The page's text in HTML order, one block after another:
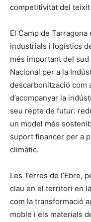
competitivitat del teixit
El Camp de
industrials i logístics
més important del sud
Nacional per a la
descarbonització com
d’acompanyar la
seu repte de futur:
un model més
suport financer per a
climàtic.
Les Terres de l’Ebre,
clau en el territori en
com la transformació
moble i els materials